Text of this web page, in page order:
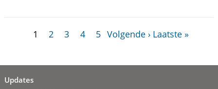
1 2 3 4 5 Volgende › Laatste »
Updates